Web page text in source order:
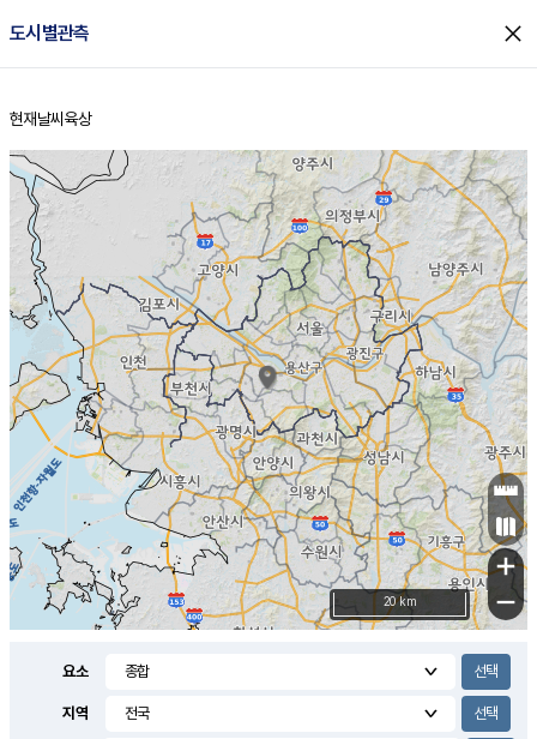
도시별관측 close
홈
현재날씨 육상
+
−
20 km
요소
지역